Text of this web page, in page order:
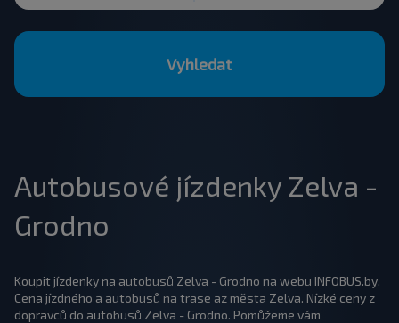
Vyhledat
Autobusové jízdenky Zelva -
Grodno
Koupit jízdenky na autobusů Zelva - Grodno na webu INFOBUS.by.
Cena jízdného a autobusů na trase az města Zelva. Nízké ceny z
dopravců do autobusů Zelva - Grodno. Pomůžeme vám